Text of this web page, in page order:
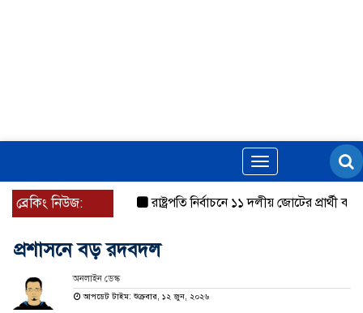
Toggle
navigation
ব্রেকিং নিউজ: রাষ্ট্রপতি নির্বাচনে ১১ দলীয় জোটের প্রার্থী কর্নেল
প্রশাসনে বড় রদবদল
অনলাইন ডেস্ক
আপডেট টাইম: শুক্রবার, ১২ জুন, ২০২৬